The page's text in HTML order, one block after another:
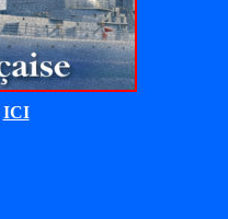
ICI